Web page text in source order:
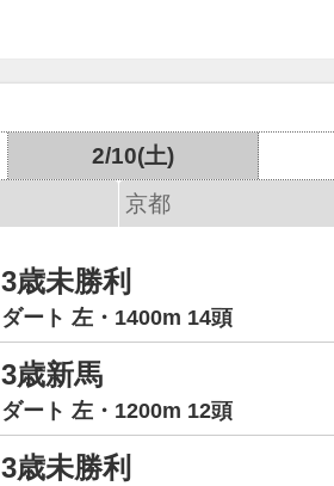
2/10(土)
京都
3歳未勝利
ダート 左・1400m 14頭
3歳新馬
ダート 左・1200m 12頭
3歳未勝利